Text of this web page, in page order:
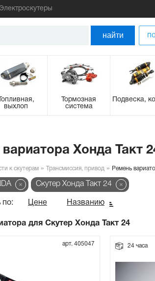
Электроскутеры
найти
выхлоп
Тормозная
система
Подвеска,
Хонда Такт
к скутерам Трансмиссия, привод Ремень
Cкутер Хонда Такт 24
по: Цене Названию
для Cкутер Хонда Такт 24
арт. 405047 24 часа